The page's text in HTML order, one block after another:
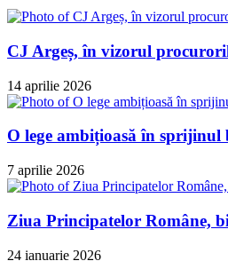
CJ Argeș, în vizorul
14 aprilie 2026
O lege ambițioasă în
7 aprilie 2026
Ziua Principatelor Române,
24 ianuarie 2026